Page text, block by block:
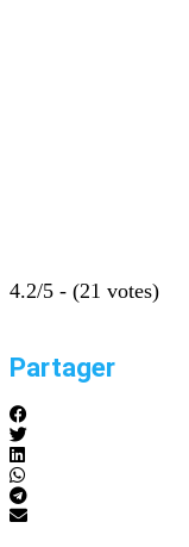
4.2/5 - (21 votes)
Partager